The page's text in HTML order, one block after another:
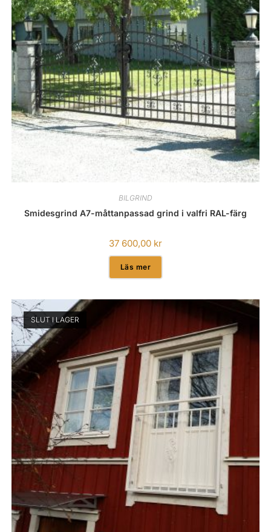
BILGRIND
Smidesgrind A7-måttanpassad grind i valfri RAL-färg
37 600,00 kr
Läs mer
SLUT I LAGER